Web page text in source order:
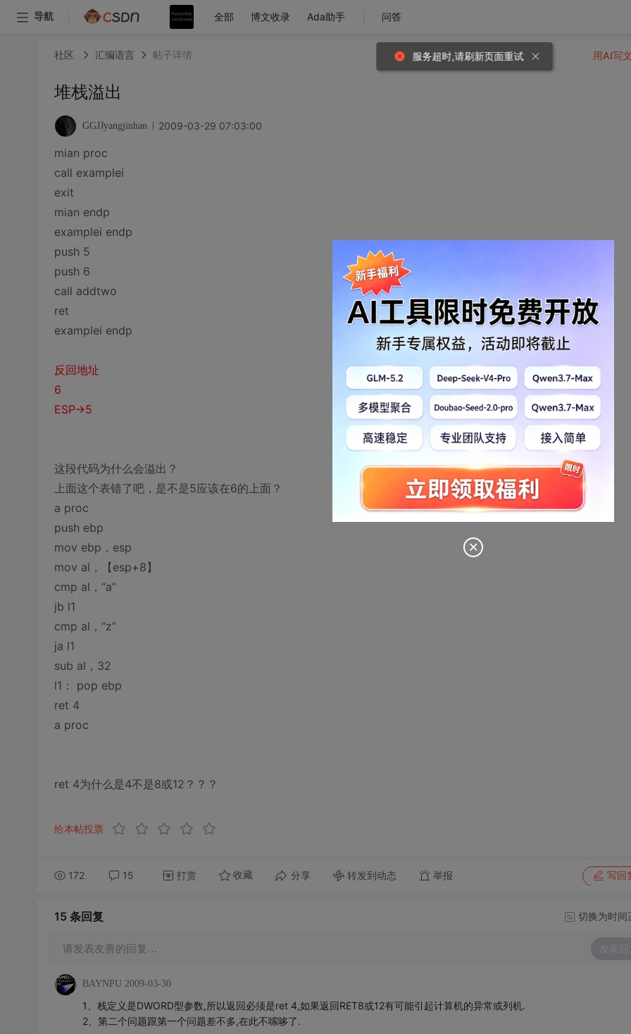
导航 全部 博文收录 Ada助手 问答
社区 汇编语言 帖子详情
堆栈溢出
GGJJyangjinhan 2009-03-29 07:03:00
mian proc
call examplei
exit
mian endp
examplei endp
push 5
push 6
call addtwo
ret
examplei endp
反回地址
6
ESP→5
这段代码为什么会溢出？
上面这个表错了吧，是不是5应该在6的上面？
a proc
push ebp
mov ebp，esp
mov al，【esp+8】
cmp al，“a”
jb l1
cmp al，“z”
ja l1
sub al，32
l1： pop ebp
ret 4
a proc
ret 4为什么是4不是8或12？？？
给本帖投票
172 15 打赏 收藏 分享 转发到动态 举报 写回
用AI写
15 条回复 切换为时间
请发表友善的回复… 发表回
BAYNPU 2009-03-30
1、栈定义是DWORD型参数,所以返回必须是ret 4,如果返回RET8或12有可能引起计算机的异常或列机.
2、第二个问题跟第一个问题差不多,在此不嗦哆了.
服务超时,请刷新页面重试